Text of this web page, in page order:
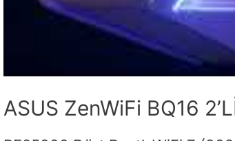
ASUS ZenWiFi BQ16